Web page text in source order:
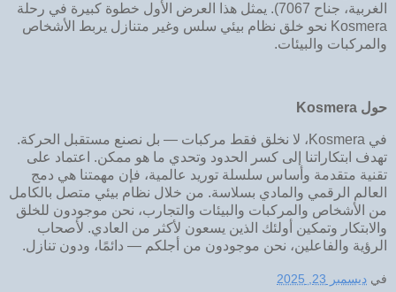
الغربية، جناح 7067). يمثل هذا العرض الأول خطوة كبيرة في رحلة
Kosmera نحو خلق نظام بيئي سلس وغير متنازل يربط الأشخاص
والمركبات والبيئات.
‌حول Kosmera‌
في Kosmera، لا نخلق فقط مركبات — بل نصنع مستقبل الحركة.
تهدف ابتكاراتنا إلى كسر الحدود وتحدي ما هو ممكن. اعتماد على
تقنية متقدمة وأساس سلسلة توريد عالمية، فإن مهمتنا هي دمج
العالم الرقمي والمادي بسلاسة. من خلال نظام بيئي متصل بالكامل
من الأشخاص والمركبات والبيئات والتجارب، نحن موجودون للخلق
والابتكار وتمكين أولئك الذين يسعون لأكثر من العادي. لأصحاب
الرؤية والفاعلين، نحن موجودون من أجلكم — دائمًا، ودون تنازل.
في ديسمبر 23, 2025